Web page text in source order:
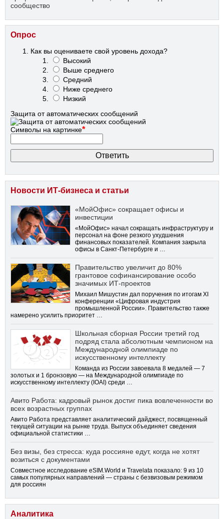
сообщество
Опрос
Как вы оцениваете свой уровень дохода?
Высокий
Выше среднего
Средний
Ниже среднего
Низкий
Защита от автоматических сообщений
Символы на картинке*
Новости ИТ-бизнеса и статьи
«МойОфис» сокращает офисы и
инвестиции
«МойОфис» начал сокращать инфраструктуру и
персонал на фоне резкого ухудшения
финансовых показателей. Компания закрыла
офисы в Санкт-Петербурге и …
Правительство увеличит до 80%
грантовое софинансирование особо
значимых ИТ-проектов
Михаил Мишустин дал поручения по итогам XI
конференции «Цифровая индустрия
промышленной России». Правительство также
намерено усилить приоритет …
Школьная сборная России третий год
подряд стала абсолютным чемпионом на
Международной олимпиаде по
искусственному интеллекту
Команда из России завоевала 8 медалей — 7
золотых и 1 бронзовую — на Международной олимпиаде по
искусственному интеллекту (IOAI) среди …
Авито Работа: кадровый рынок достиг пика вовлеченности во
всех возрастных группах
Авито Работа представляет аналитический дайджест, посвященный
текущей ситуации на рынке труда. Выпуск объединяет сведения
официальной статистики …
Без визы, без стресса: куда россияне едут, когда не хотят
возиться с документами
Совместное исследование eSIM.World и Travelata показало: 9 из 10
самых популярных направлений — страны с безвизовым режимом
для россиян
Аналитика